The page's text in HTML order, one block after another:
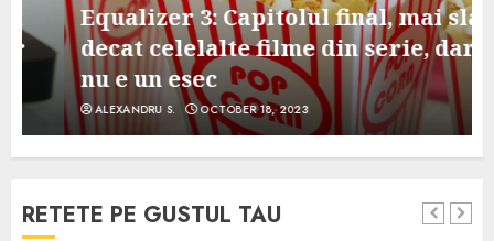
Equalizer 3: Capitolul final, mai slab
decat celelalte filme din serie, dar
nu e un esec
ALEXANDRU S. OCTOBER 18, 2023
RETETE PE GUSTUL TAU